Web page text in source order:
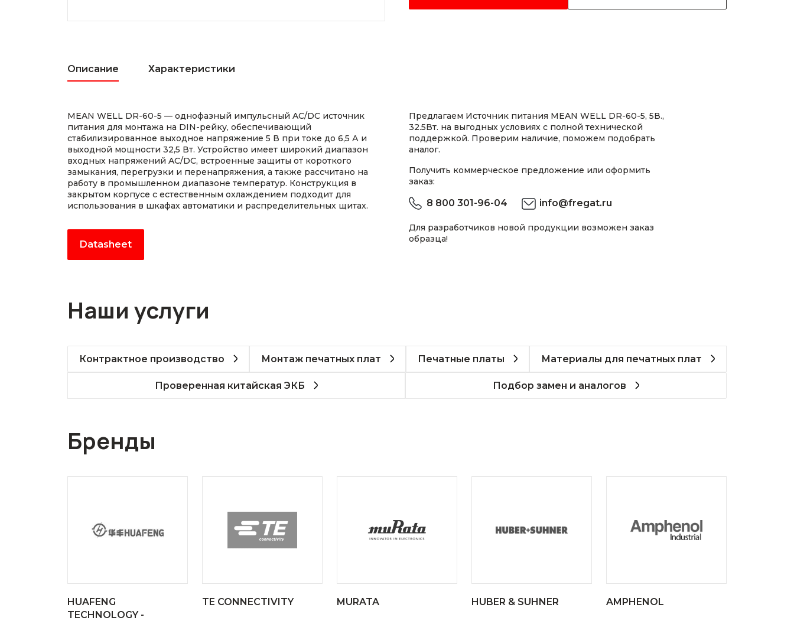
Описание Характеристики
MEAN WELL DR-60-5 — однофазный импульсный AC/DC источник
питания для монтажа на DIN-рейку, обеспечивающий
стабилизированное выходное напряжение 5 В при токе до 6,5 А и
выходной мощности 32,5 Вт. Устройство имеет широкий диапазон
входных напряжений AC/DC, встроенные защиты от короткого
замыкания, перегрузки и перенапряжения, а также рассчитано на
работу в промышленном диапазоне температур. Конструкция в
закрытом корпусе с естественным охлаждением подходит для
использования в шкафах автоматики и распределительных щитах.
Datasheet
Предлагаем Источник питания MEAN WELL DR-60-5, 5В.,
32.5Вт. на выгодных условиях с полной технической
поддержкой. Проверим наличие, поможем подобрать
аналог.
Получить коммерческое предложение или оформить
заказ:
8 800 301-96-04 info@fregat.ru
Для разработчиков новой продукции возможен заказ
образца!
Наши услуги
Контрактное производство Монтаж печатных плат Печатные платы Материалы для печатных плат
Проверенная китайская ЭКБ Подбор замен и аналогов
Бренды
HUAFENG
TECHNOLOGY -
TE CONNECTIVITY MURATA HUBER & SUHNER AMPHENOL